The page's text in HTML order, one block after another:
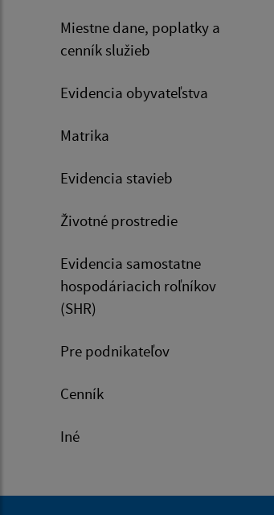
Miestne dane, poplatky a
cenník služieb
Evidencia obyvateľstva
Matrika
Evidencia stavieb
Životné prostredie
Evidencia samostatne
hospodáriacich roľníkov
(SHR)
Pre podnikateľov
Cenník
Iné